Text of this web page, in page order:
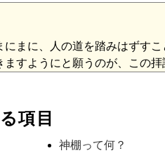
にまに、人の道を踏みはずす
すようにと願うのが、この拝
項目
神棚って何？